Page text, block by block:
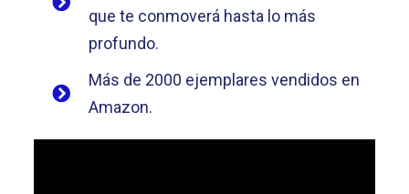
que te conmoverá hasta lo más
profundo.
Más de 2000 ejemplares vendidos en
Amazon.